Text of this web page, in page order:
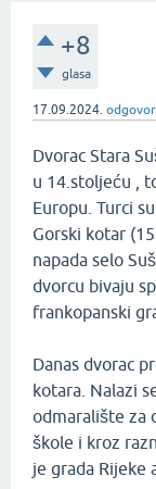
+8
glasa
17.09.2024. odgovor
Dvorac Stara
u 14.stoljeću ,
Europu. Turci
Gorski kotar
napada selo
dvorcu bivaju
frankopanski
Danas dvorac
kotara. Nalazi
odmaralište za
škole i kroz
je grada Rijeke